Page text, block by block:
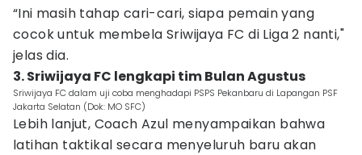
“Ini masih tahap cari-cari, siapa pemain yang
cocok untuk membela Sriwijaya FC di Liga 2 nanti,"
jelas dia.
3. Sriwijaya FC lengkapi tim Bulan Agustus
Sriwijaya FC dalam uji coba menghadapi PSPS Pekanbaru di Lapangan PSF
Jakarta Selatan (Dok: MO SFC)
Lebih lanjut, Coach Azul menyampaikan bahwa
latihan taktikal secara menyeluruh baru akan